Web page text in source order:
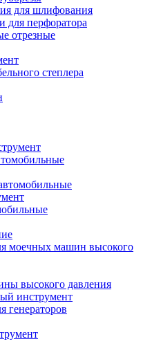
для шлифования
для перфоратора
отрезные
степлера
моечных машин высокого
высокого давления
инструмент
генераторов